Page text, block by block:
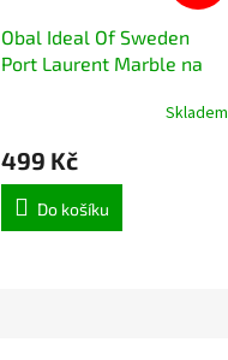
Obal Ideal Of Sweden
Port Laurent Marble na
Skladem
499 Kč
Do košíku